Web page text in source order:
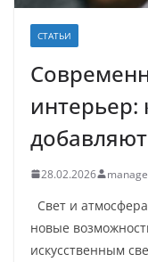
СТАТЬИ
интерьер:
28.02.2026
Свет и
новые
искусственным